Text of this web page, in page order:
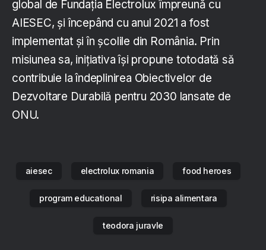
global de Fundaţia Electrolux împreună cu
AIESEC, și începând cu anul 2021 a fost
implementat și în școlile din România. Prin
misiunea sa, inițiativa își propune totodată să
contribuie la îndeplinirea Obiectivelor de
Dezvoltare Durabilă pentru 2030 lansate de
ONU.
aiesec electrolux romania food heroes
program educational risipa alimentara
teodora juravle